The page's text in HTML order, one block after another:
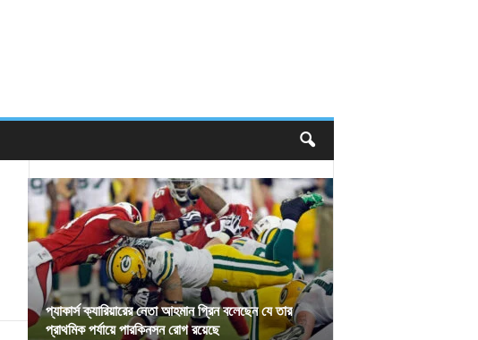
প্যাকার্স ক্যারিয়ারের নেতা আহমান গ্রিন বলেছেন যে তার
প্রাথমিক পর্যায়ে পারকিনসন রোগ রয়েছে